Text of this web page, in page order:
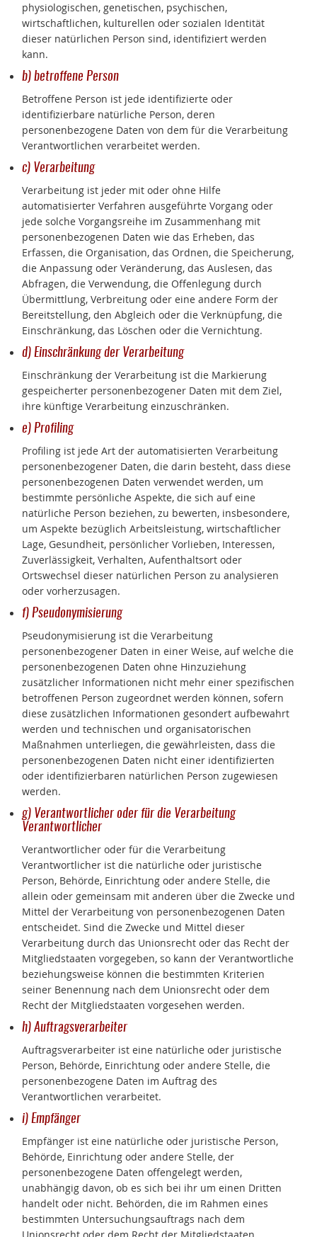
physiologischen, genetischen, psychischen,
wirtschaftlichen, kulturellen oder sozialen Identität
dieser natürlichen Person sind, identifiziert werden
kann.
b) betroffene Person
Betroffene Person ist jede identifizierte oder
identifizierbare natürliche Person, deren
personenbezogene Daten von dem für die Verarbeitung
Verantwortlichen verarbeitet werden.
c) Verarbeitung
Verarbeitung ist jeder mit oder ohne Hilfe
automatisierter Verfahren ausgeführte Vorgang oder
jede solche Vorgangsreihe im Zusammenhang mit
personenbezogenen Daten wie das Erheben, das
Erfassen, die Organisation, das Ordnen, die Speicherung,
die Anpassung oder Veränderung, das Auslesen, das
Abfragen, die Verwendung, die Offenlegung durch
Übermittlung, Verbreitung oder eine andere Form der
Bereitstellung, den Abgleich oder die Verknüpfung, die
Einschränkung, das Löschen oder die Vernichtung.
d) Einschränkung der Verarbeitung
Einschränkung der Verarbeitung ist die Markierung
gespeicherter personenbezogener Daten mit dem Ziel,
ihre künftige Verarbeitung einzuschränken.
e) Profiling
Profiling ist jede Art der automatisierten Verarbeitung
personenbezogener Daten, die darin besteht, dass diese
personenbezogenen Daten verwendet werden, um
bestimmte persönliche Aspekte, die sich auf eine
natürliche Person beziehen, zu bewerten, insbesondere,
um Aspekte bezüglich Arbeitsleistung, wirtschaftlicher
Lage, Gesundheit, persönlicher Vorlieben, Interessen,
Zuverlässigkeit, Verhalten, Aufenthaltsort oder
Ortswechsel dieser natürlichen Person zu analysieren
oder vorherzusagen.
f) Pseudonymisierung
Pseudonymisierung ist die Verarbeitung
personenbezogener Daten in einer Weise, auf welche die
personenbezogenen Daten ohne Hinzuziehung
zusätzlicher Informationen nicht mehr einer spezifischen
betroffenen Person zugeordnet werden können, sofern
diese zusätzlichen Informationen gesondert aufbewahrt
werden und technischen und organisatorischen
Maßnahmen unterliegen, die gewährleisten, dass die
personenbezogenen Daten nicht einer identifizierten
oder identifizierbaren natürlichen Person zugewiesen
werden.
g) Verantwortlicher oder für die Verarbeitung
Verantwortlicher
Verantwortlicher oder für die Verarbeitung
Verantwortlicher ist die natürliche oder juristische
Person, Behörde, Einrichtung oder andere Stelle, die
allein oder gemeinsam mit anderen über die Zwecke und
Mittel der Verarbeitung von personenbezogenen Daten
entscheidet. Sind die Zwecke und Mittel dieser
Verarbeitung durch das Unionsrecht oder das Recht der
Mitgliedstaaten vorgegeben, so kann der Verantwortliche
beziehungsweise können die bestimmten Kriterien
seiner Benennung nach dem Unionsrecht oder dem
Recht der Mitgliedstaaten vorgesehen werden.
h) Auftragsverarbeiter
Auftragsverarbeiter ist eine natürliche oder juristische
Person, Behörde, Einrichtung oder andere Stelle, die
personenbezogene Daten im Auftrag des
Verantwortlichen verarbeitet.
i) Empfänger
Empfänger ist eine natürliche oder juristische Person,
Behörde, Einrichtung oder andere Stelle, der
personenbezogene Daten offengelegt werden,
unabhängig davon, ob es sich bei ihr um einen Dritten
handelt oder nicht. Behörden, die im Rahmen eines
bestimmten Untersuchungsauftrags nach dem